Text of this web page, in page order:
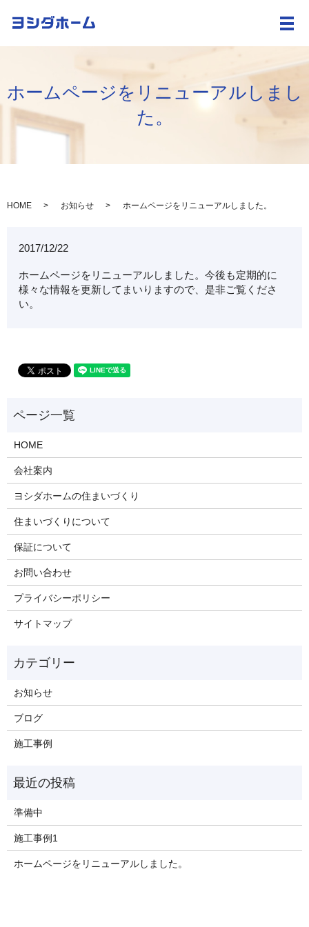
メ
ホームページをリニューアルしまし
た。
HOME お知らせ ホームページをリニューアルしました。
2017/12/22
ホームページをリニューアルしました。今後も定期的に
様々な情報を更新してまいりますので、是非ご覧くださ
い。
HOME
会社案内
ヨシダホームの住まいづくり
住まいづくりについて
保証について
お問い合わせ
プライバシーポリシー
サイトマップ
お知らせ
ブログ
施工事例
準備中
施工事例1
ホームページをリニューアルしました。